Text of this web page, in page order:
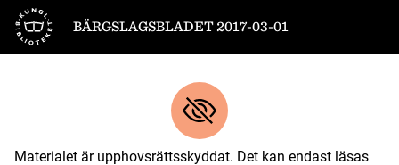
Till startsidan
BÄRGSLAGSBLADET 2017-03-01
Materialet är upphovsrättsskyddat. Det kan endast läsas